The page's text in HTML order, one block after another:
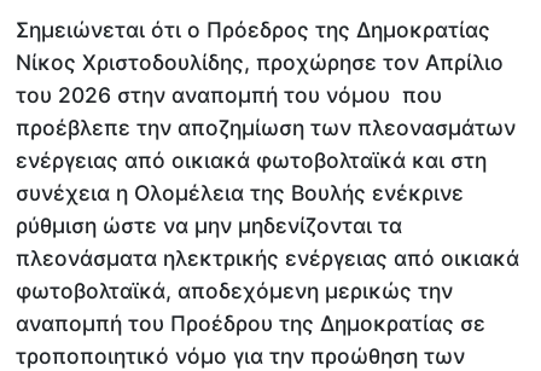
Σημειώνεται ότι ο Πρόεδρος της Δημοκρατίας
Νίκος Χριστοδουλίδης, προχώρησε τον Απρίλιο
του 2026 στην αναπομπή του νόμου που
προέβλεπε την αποζημίωση των πλεονασμάτων
ενέργειας από οικιακά φωτοβολταϊκά και στη
συνέχεια η Ολομέλεια της Βουλής ενέκρινε
ρύθμιση ώστε να μην μηδενίζονται τα
πλεονάσματα ηλεκτρικής ενέργειας από οικιακά
φωτοβολταϊκά, αποδεχόμενη μερικώς την
αναπομπή του Προέδρου της Δημοκρατίας σε
τροποποιητικό νόμο για την προώθηση των